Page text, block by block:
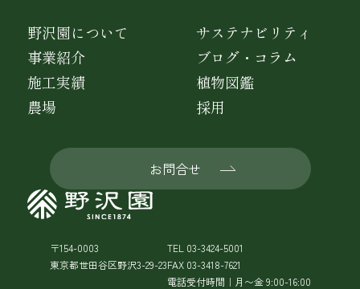
〒154-0003
東京都世田谷区野沢3-29-23
TEL 03-3424-5001
FAX 03-3418-7621
電話受付時間｜月〜金 9:00-16:00
野沢園について
事業紹介
施工実績
農場
サステナビリティ
ブログ・コラム
植物図鑑
採用
お問合せ